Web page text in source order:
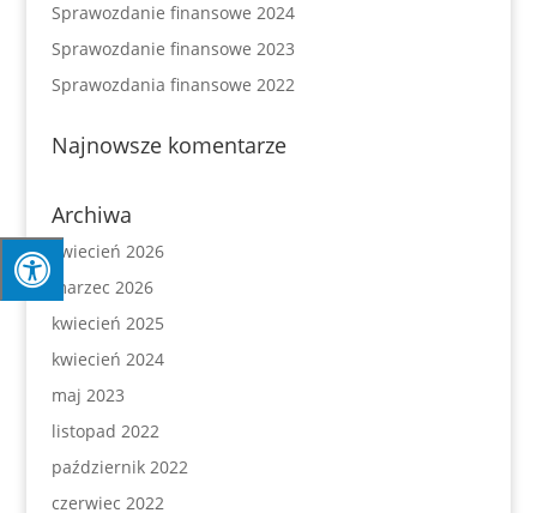
Sprawozdanie finansowe 2024
Sprawozdanie finansowe 2023
Sprawozdania finansowe 2022
Najnowsze komentarze
Archiwa
kwiecień 2026
marzec 2026
kwiecień 2025
kwiecień 2024
maj 2023
listopad 2022
październik 2022
czerwiec 2022